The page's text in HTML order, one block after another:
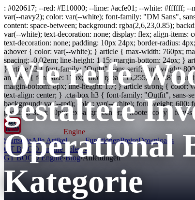
: #020617; --red: #E10000; --lime: #acfe01; --white: #ffffff;
var(--navy2); color: var(--white); font-family: "DM Sans",
content: space-between; background: rgba(2,6,23,0.85);
var(--white); text-decoration: none; display: flex; align-items:
text-decoration: none; padding: 10px 24px; border-radius:
a:hover { color: var(--white); } article { max-width: 760px;
spacing: -0.02em; line-height: 1.15; margin-bottom: 24px; }
} article h2 { font-family: "Outfit", sans-serif; font-weight:
article p { font-size: 17px; color: rgba(255,255,255,0.8);
margin-bottom: 8px; line-height: 1.7; } article strong { color:
text-align: center; } .cta-box h3 { font-family: "Outfit", sans-
background: var(--red); color: var(--white); font-weight: 600;
padding: 32px 40px; text-align: center; } .footer-copy {
Engine
StartseiteAlle Artikel FunktionenPreiseDownloads
GT BOGO Engine holen →
GT BOGO Engine›Blog›Anleitungen
Wie reife
gestaltete
Operational
Kategorie